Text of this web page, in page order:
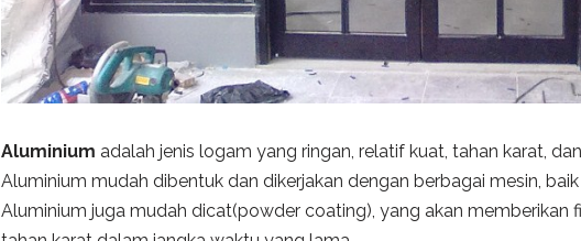
Aluminium adalah jenis logam yang ringan, relatif kuat, tahan karat,
Aluminium mudah dibentuk dan dikerjakan dengan berbagai mesin,
Aluminium juga mudah dicat(powder coating), yang akan memberikan